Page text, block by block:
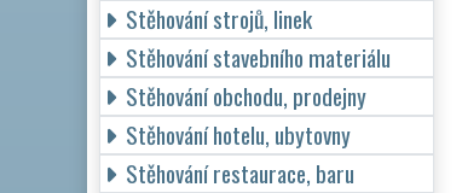
Stěhování strojů, linek
Stěhování stavebního materiálu
Stěhování obchodu, prodejny
Stěhování hotelu, ubytovny
Stěhování restaurace, baru